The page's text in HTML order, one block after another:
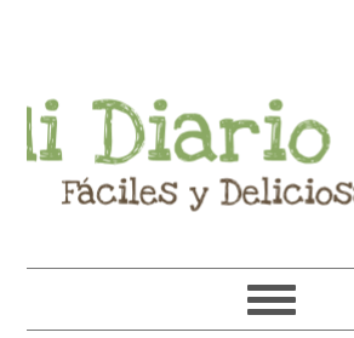
principal
principal
barra
lateral
primaria
de
página